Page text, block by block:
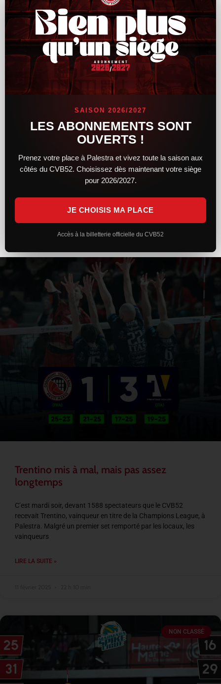
Le CVB52 connaît son adversaire pour la
demi-finale de Coupe de France
masculines de la Coupe de France a lieu hier soir, le CVB52
connaît désormais son adversaire. Du côté des femmes,
LIRE LA SUITE »
Trentino mis à mal, mais pas assez
longtemps
C’est mardi soir, devant 1588 spectateurs que le CVB52
recevait Trentino, vainqueur en titre de la Champions League, à
Palestra. Malgré un premier set remporté par les locaux, les
vainqueurs
LIRE LA SUITE »
NON CLASSÉ
SAISON 2026/2027
LES ABONNEMENTS SONT
OUVERTS !
Prenez votre place à Palestra et vivez toute la saison aux
côtés du CVB52. Choisissez dès maintenant votre siège
pour 2026/2027.
JE CHOISIS MA PLACE
Accès à la billetterie officielle du CVB52